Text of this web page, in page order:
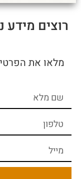
רוצים
מלאו את